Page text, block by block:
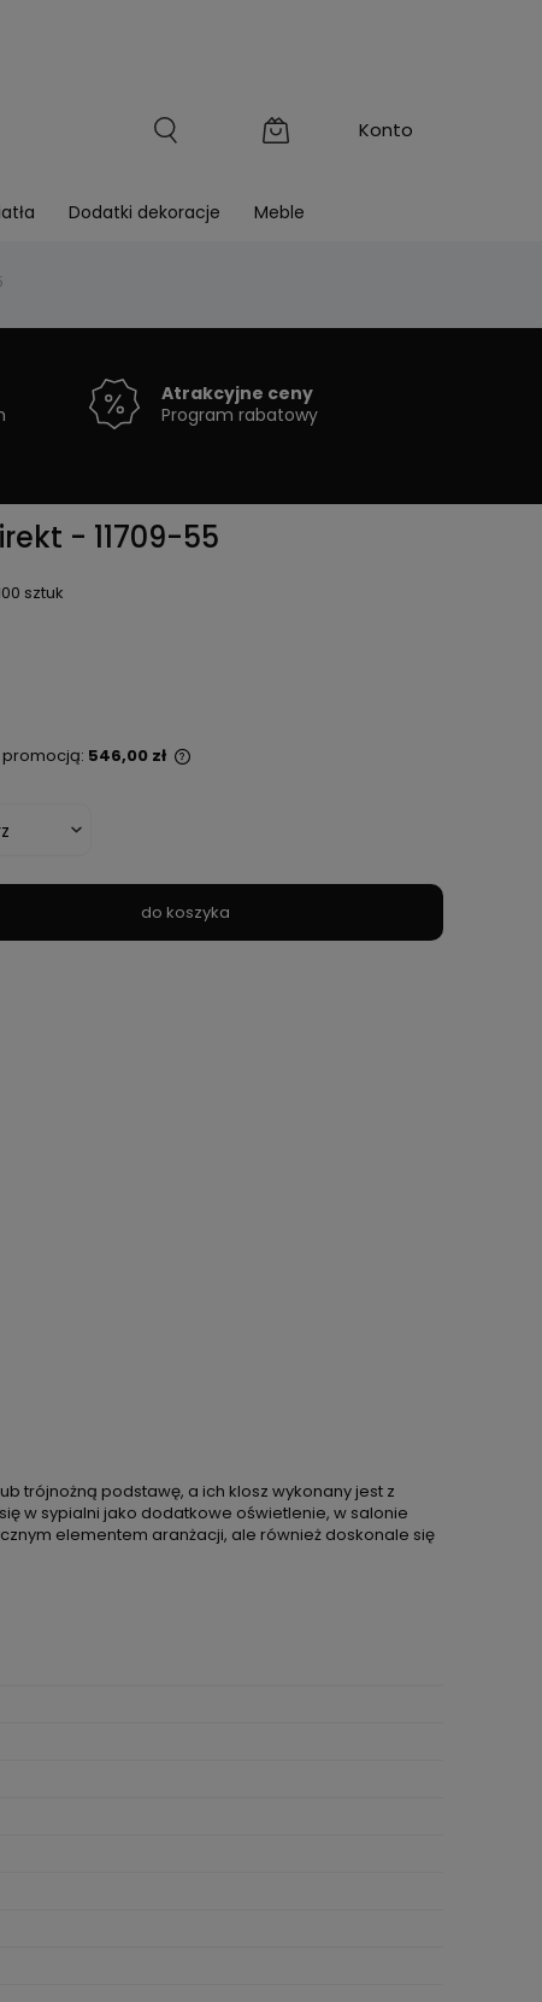
Dodatki dekoracje Meble
Atrakcyjne ceny
Program rabatowy
- 11709-55
sztuk
promocją: 546,00 zł
jest najniższa
do koszyka
trójnożną podstawę, a ich klosz wykonany jest z
w sypialni jako dodatkowe oświetlenie, w salonie
elementem aranżacji, ale również doskonale się